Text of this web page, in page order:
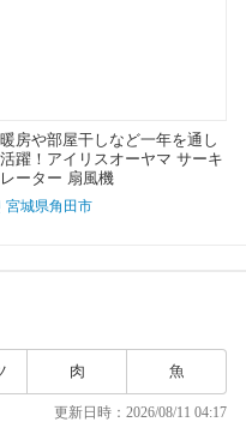
房や部屋干しなど一年を通し
躍！アイリスオーヤマ サーキ
ーター 扇風機
宮城県角田市
肉 魚
更新日時：2026/08/11 04:17